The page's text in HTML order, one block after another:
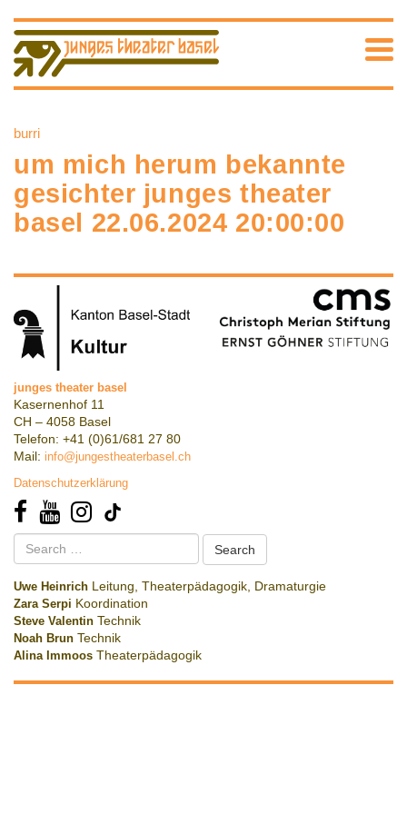
burri
um mich herum bekannte
gesichter junges theater
basel 22.06.2024 20:00:00
junges theater basel
Kasernenhof 11
CH – 4058 Basel
Telefon: +41 (0)61/681 27 80
Mail: info@jungestheaterbasel.ch
Datenschutzerklärung
Search
for:
Uwe Heinrich Leitung, Theaterpädagogik, Dramaturgie
Zara Serpi Koordination
Steve Valentin Technik
Noah Brun Technik
Alina Immoos Theaterpädagogik